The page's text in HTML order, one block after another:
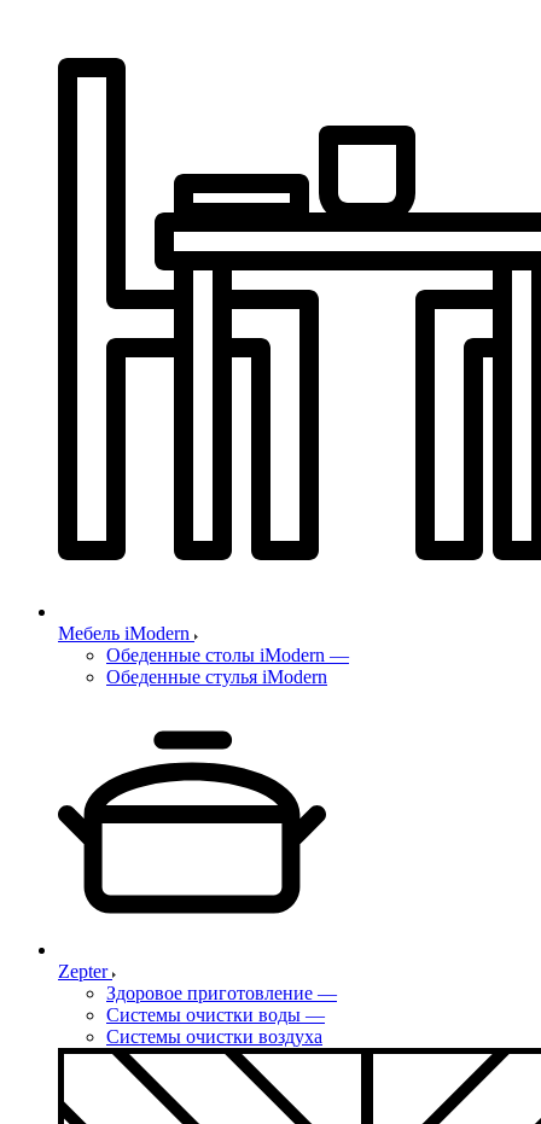
Мебель iModern
Обеденные столы iModern —
Обеденные стулья iModern
Zepter
Здоровое приготовление —
Системы очистки воды —
Системы очистки воздуха